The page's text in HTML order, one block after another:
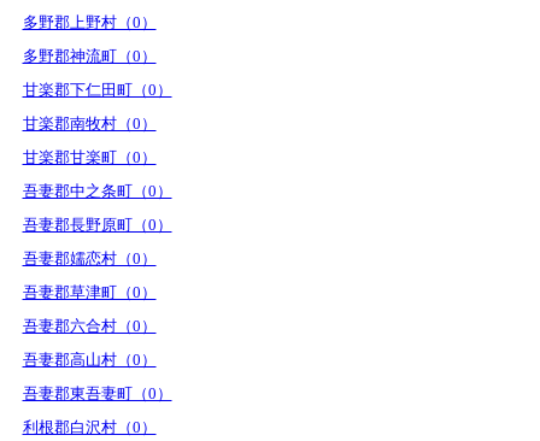
多野郡上野村（0）
多野郡神流町（0）
甘楽郡下仁田町（0）
甘楽郡南牧村（0）
甘楽郡甘楽町（0）
吾妻郡中之条町（0）
吾妻郡長野原町（0）
吾妻郡嬬恋村（0）
吾妻郡草津町（0）
吾妻郡六合村（0）
吾妻郡高山村（0）
吾妻郡東吾妻町（0）
利根郡白沢村（0）